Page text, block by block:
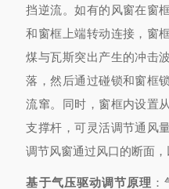
挡逆流。如有的风窗在窗
和窗框上端转动连接，窗
煤与瓦斯突出产生的冲击
落，然后通过碰锁和窗框
流窜。同时，窗框内设置
支撑杆，可灵活调节通风
调节风窗通过风口的断面，
基于气压驱动调节原理